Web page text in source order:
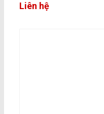
Liên hệ